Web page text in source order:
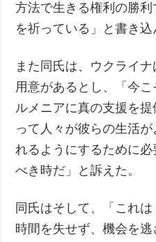
方法で生きる権利の勝
を祈っている」と書き込
また同氏は、ウクライ
用意があるとし、「今
ルメニアに真の支援を
って人々が彼らの生活
れるようにするために
べき時だ」と訴えた。
同氏はそして、「これは
時間を失せず、機会を